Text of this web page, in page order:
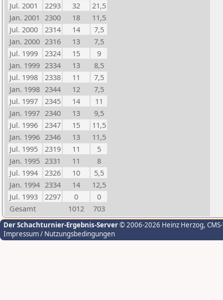
Jul. 2001
2293 32
21,5
Jan. 2001 2300 18
11,5
Jul. 2000
2314 14
7,5
Jan. 2000 2316 13
7,5
Jul. 1999
2324 15
9
Jan. 1999 2334 13
8,5
Jul. 1998
2338 11
7,5
Jan. 1998 2344 12
7,5
Jul. 1997
2345 14
11
Jan. 1997 2340 13
9,5
Jul. 1996
2347 15
11,5
Jan. 1996 2346 13
11,5
Jul. 1995
2319 11
5
Jan. 1995 2331 11
8
Jul. 1994
2326 10
5,5
Jan. 1994 2334 14
12,5
Jul. 1993
2297 0
0
Gesamt
1012 703
Der Schachturnier-Ergebnis-Server© 2006-2026 Heinz Herzog,
Impressum / Nutzungsbedingungen